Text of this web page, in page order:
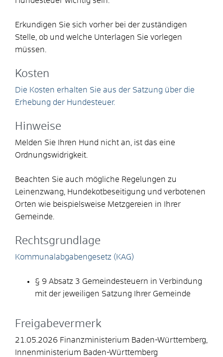
Erkundigen Sie sich vorher bei der zuständigen
Stelle, ob und welche Unterlagen Sie vorlegen
müssen.
Kosten
Die Kosten erhalten Sie aus der Satzung über die
Erhebung der Hundesteuer.
Hinweise
Melden Sie Ihren Hund nicht an, ist das eine
Ordnungswidrigkeit.
Beachten Sie auch mögliche Regelungen zu
Leinenzwang, Hundekotbeseitigung und verbotenen
Orten wie beispielsweise Metzgereien in Ihrer
Gemeinde.
Rechtsgrundlage
Kommunalabgabengesetz (KAG)
§ 9 Absatz 3 Gemeindesteuern in Verbindung
mit der jeweiligen Satzung Ihrer Gemeinde
Freigabevermerk
21.05.2026 Finanzministerium Baden-Württemberg,
Innenministerium Baden-Württemberg